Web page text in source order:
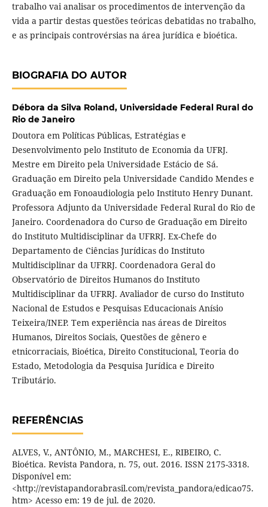
trabalho vai analisar os procedimentos de intervenção da
vida a partir destas questões teóricas debatidas no trabalho,
e as principais controvérsias na área jurídica e bioética.
BIOGRAFIA DO AUTOR
Débora da Silva Roland, Universidade Federal Rural do
Rio de Janeiro
Doutora em Políticas Públicas, Estratégias e
Desenvolvimento pelo Instituto de Economia da UFRJ.
Mestre em Direito pela Universidade Estácio de Sá.
Graduação em Direito pela Universidade Candido Mendes e
Graduação em Fonoaudiologia pelo Instituto Henry Dunant.
Professora Adjunto da Universidade Federal Rural do Rio de
Janeiro. Coordenadora do Curso de Graduação em Direito
do Instituto Multidisciplinar da UFRRJ. Ex-Chefe do
Departamento de Ciências Jurídicas do Instituto
Multidisciplinar da UFRRJ. Coordenadora Geral do
Observatório de Direitos Humanos do Instituto
Multidisciplinar da UFRRJ. Avaliador de curso do Instituto
Nacional de Estudos e Pesquisas Educacionais Anísio
Teixeira/INEP. Tem experiência nas áreas de Direitos
Humanos, Direitos Sociais, Questões de gênero e
etnicorraciais, Bioética, Direito Constitucional, Teoria do
Estado, Metodologia da Pesquisa Jurídica e Direito
Tributário.
REFERÊNCIAS
ALVES, V., ANTÔNIO, M., MARCHESI, E., RIBEIRO, C.
Bioética. Revista Pandora, n. 75, out. 2016. ISSN 2175-3318.
Disponível em:
<http://revistapandorabrasil.com/revista_pandora/edicao75.
htm> Acesso em: 19 de jul. de 2020.